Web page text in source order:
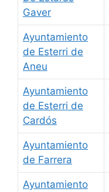
Gaver
Ayuntamiento
de Esterri de
Aneu
Ayuntamiento
de Esterri de
Cardós
Ayuntamiento
de Farrera
Ayuntamiento